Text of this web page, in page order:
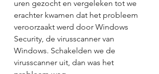
uren gezocht en vergeleken tot we
erachter kwamen dat het probleem
veroorzaakt werd door Windows
Security, de virusscanner van
Windows. Schakelden we de
virusscanner uit, dan was het